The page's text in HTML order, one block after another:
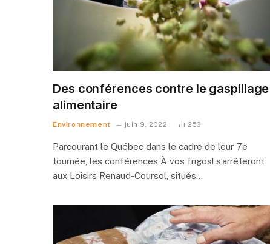
Des conférences contre le gaspillage
alimentaire
Environnement juin 9, 2022 253
Parcourant le Québec dans le cadre de leur 7e
tournée, les conférences À vos frigos! s’arrêteront
aux Loisirs Renaud-Coursol, situés…